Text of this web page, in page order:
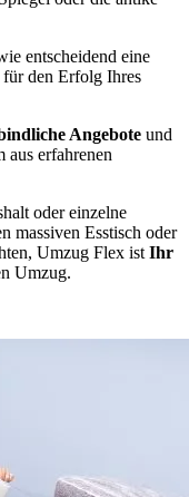
entscheidend eine
den Erfolg Ihres
Angebote und
aus erfahrenen
oder einzelne
massiven Esstisch oder
Umzug Flex ist Ihr
Umzug.